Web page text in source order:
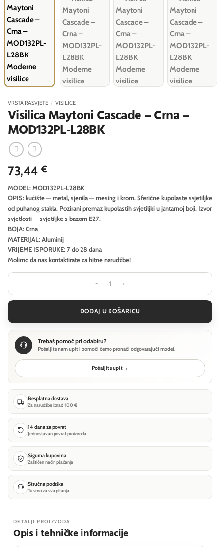
VRSTA RASVJETE / VISILICE
Visilica Maytoni Cascade – Crna –
MOD132PL-L28BK
73,44 €
MODEL: MOD132PL-L28BK
OPIS: kućište — metal, sjenila — mesing i krom. Sferične kupolaste svjetiljke
od puhanog stakla. Pozirani premaz kupolastih svjetiljki u jantarnoj boji. Izvor
svjetlosti — svjetiljke s bazom E27.
BOJA: Crna
MATERIJAL: Aluminij
VRIJEME ISPORUKE: 7 do 28 dana
Molimo da nas kontaktirate za hitne narudžbe!
Visilica Maytoni Cascade - Crna -
DODAJ U KOŠARICU
Trebaš pomoć pri odabiru?
Pošaljite nam upit i pomoći ćemo pronaći odgovarajući model.
Pošaljite upit→
Besplatna dostava
Za narudžbe iznad 100 €
14 dana za povrat
Jednostavan povrat proizvoda
Sigurna kupovina
Zaštićen način plaćanja
Stručna podrška
Tu smo za sva pitanja
DETALJI PROIZVODA
Opis i tehničke informacije